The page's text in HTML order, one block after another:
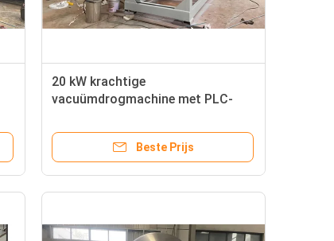
20 kW krachtige
vacuümdrogmachine met PLC-
Temperatuurbereik 120-150C
Beste Prijs